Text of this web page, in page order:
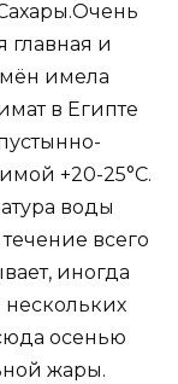
главная и
имела
в Египте
+20-25°C.
воды
всего
иногда
осенью
жары.